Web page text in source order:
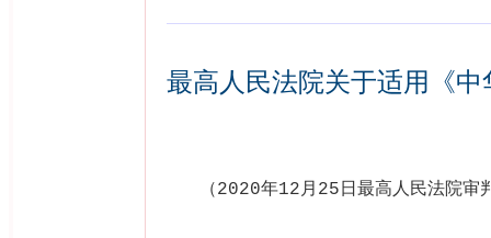
最高人民法院关于适用《
（2020年12月 25 日最高人民法院审